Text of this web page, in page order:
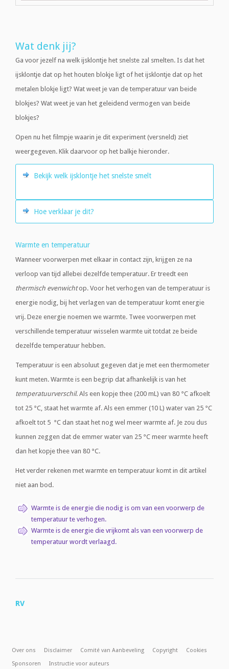
Wat denk jij?
Ga voor jezelf na welk ijsklontje het snelste zal smelten. Is dat het
ijsklontje dat op het houten blokje ligt of het ijsklontje dat op het
metalen blokje ligt? Wat weet je van de temperatuur van beide
blokjes? Wat weet je van het geleidend vermogen van beide
blokjes?
Open nu het filmpje waarin je dit experiment (versneld) ziet
weergegeven. Klik daarvoor op het balkje hieronder.
Bekijk welk ijsklontje het snelste smelt
Hoe verklaar je dit?
Warmte en temperatuur
Wanneer voorwerpen met elkaar in contact zijn, krijgen ze na
verloop van tijd allebei dezelfde temperatuur. Er treedt een
thermisch evenwichtop. Voor het verhogen van de temperatuur is
energie nodig, bij het verlagen van de temperatuur komt energie
vrij. Deze energie noemen we warmte. Twee voorwerpen met
verschillende temperatuur wisselen warmte uit totdat ze beide
dezelfde temperatuur hebben.
Temperatuur is een absoluut gegeven dat je met een thermometer
kunt meten. Warmte is een begrip dat afhankelijk is van het
temperatuurverschil. Als een kopje thee (200 mL) van 80 °C afkoelt
tot 25 °C, staat het warmte af. Als een emmer (10 L) water van 25 °C
afkoelt tot 5 °C dan staat het nog wel meer warmte af. Je zou dus
kunnen zeggen dat de emmer water van 25 °C meer warmte heeft
dan het kopje thee van 80 °C.
Het verder rekenen met warmte en temperatuur komt in dit artikel
niet aan bod.
Warmte is de energie die nodig is om van een voorwerp de
temperatuur te verhogen.
Warmte is de energie die vrijkomt als van een voorwerp de
temperatuur wordt verlaagd.
RV
Over ons Disclaimer Comité van Aanbeveling Copyright
Cookies
Sponsoren
Instructie voor auteurs